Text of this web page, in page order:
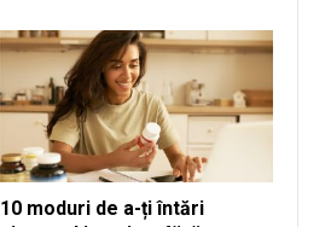
10 moduri de a-ți întări